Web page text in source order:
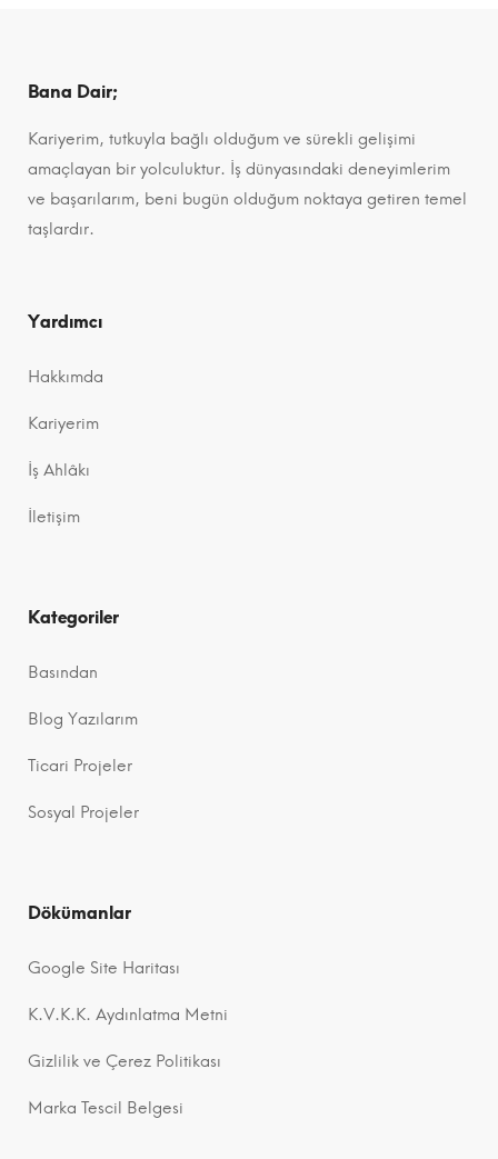
Bana Dair;
Kariyerim, tutkuyla bağlı olduğum ve sürekli gelişimi
amaçlayan bir yolculuktur. İş dünyasındaki deneyimlerim
ve başarılarım, beni bugün olduğum noktaya getiren temel
taşlardır.
Yardımcı
Hakkımda
Kariyerim
İş Ahlâkı
İletişim
Kategoriler
Basından
Blog Yazılarım
Ticari Projeler
Sosyal Projeler
Dökümanlar
Google Site Haritası
K.V.K.K. Aydınlatma Metni
Gizlilik ve Çerez Politikası
Marka Tescil Belgesi